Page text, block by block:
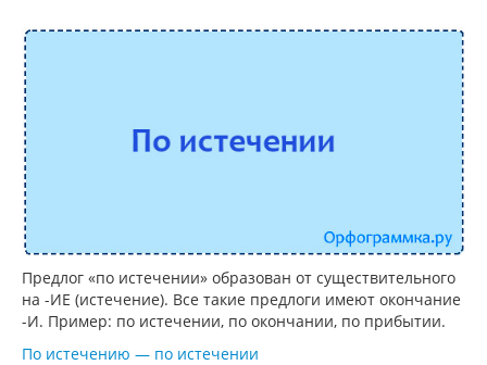
Предлог «по истечении» образован от существительного
на -ИЕ (истечение). Все такие предлоги имеют окончание
-И. Пример: по истечении, по окончании, по прибытии.
По истечению — по истечении